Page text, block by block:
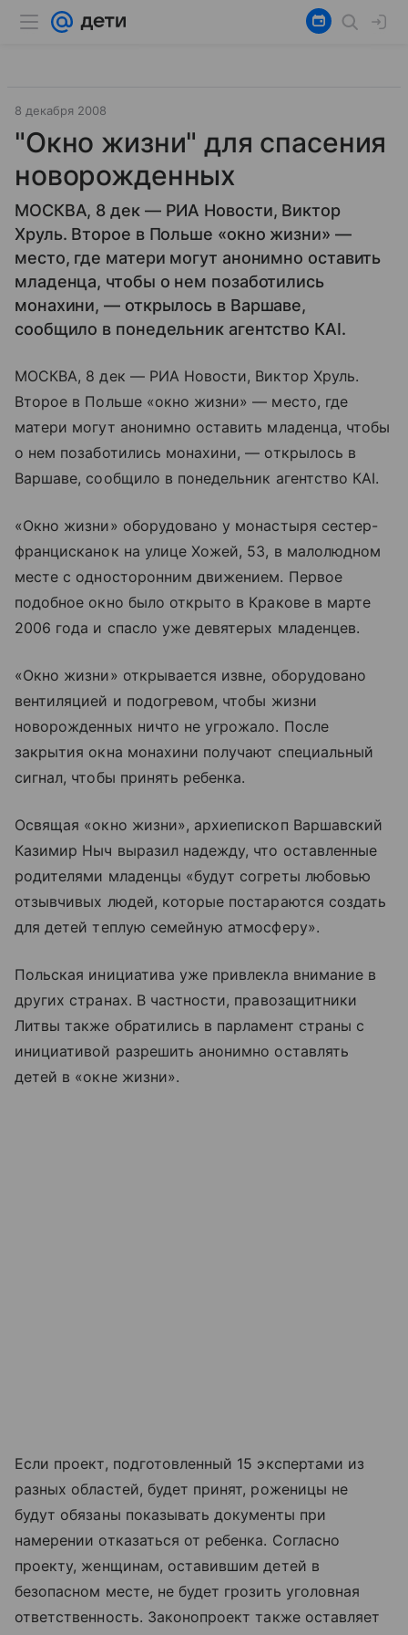
8 декабря 2008
"Окно жизни" для спасения
новорожденных
МОСКВА, 8 дек — РИА Новости, Виктор
Хруль. Второе в Польше «окно жизни» —
место, где матери могут анонимно оставить
младенца, чтобы о нем позаботились
монахини, — открылось в Варшаве,
сообщило в понедельник агентство КAI.
МОСКВА, 8 дек — РИА Новости, Виктор Хруль.
Второе в Польше «окно жизни» — место, где
матери могут анонимно оставить младенца, чтобы
о нем позаботились монахини, — открылось в
Варшаве, сообщило в понедельник агентство КAI.
«Окно жизни» оборудовано у монастыря сестер-
францисканок на улице Хожей, 53, в малолюдном
месте с односторонним движением. Первое
подобное окно было открыто в Кракове в марте
2006 года и спасло уже девятерых младенцев.
«Окно жизни» открывается извне, оборудовано
вентиляцией и подогревом, чтобы жизни
новорожденных ничто не угрожало. После
закрытия окна монахини получают специальный
сигнал, чтобы принять ребенка.
Освящая «окно жизни», архиепископ Варшавский
Казимир Ныч выразил надежду, что оставленные
родителями младенцы «будут согреты любовью
отзывчивых людей, которые постараются создать
для детей теплую семейную атмосферу».
Польская инициатива уже привлекла внимание в
других странах. В частности, правозащитники
Литвы также обратились в парламент страны с
инициативой разрешить анонимно оставлять
детей в «окне жизни».
Если проект, подготовленный 15 экспертами из
разных областей, будет принят, роженицы не
будут обязаны показывать документы при
намерении отказаться от ребенка. Согласно
проекту, женщинам, оставившим детей в
безопасном месте, не будет грозить уголовная
ответственность. Законопроект также оставляет